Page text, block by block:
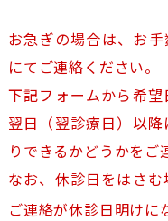
お急ぎの場合は、お
にてご連絡ください。
下記フォームから希望
翌日（翌診療日）以
りできるかどうかをご
なお、休診日をはさ
ご連絡が休診日明けに